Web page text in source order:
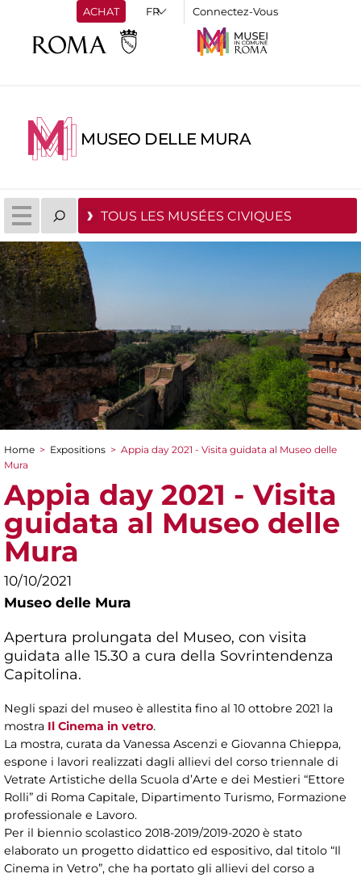
ACHAT Connectez-Vous
MUSEO DELLE MURA
TOUS LES MUSÉES CIVIQUES
You are here
Home > Expositions > Appia day 2021 - Visita guidata al Museo delle
Mura
Appia day 2021 - Visita
guidata al Museo delle
Mura
10/10/2021
Museo delle Mura
Apertura prolungata del Museo, con visita
guidata alle 15.30 a cura della Sovrintendenza
Capitolina.
Negli spazi del museo è allestita fino al 10 ottobre 2021 la
mostra Il Cinema in vetro.
La mostra, curata da Vanessa Ascenzi e Giovanna Chieppa,
espone i lavori realizzati dagli allievi del corso triennale di
Vetrate Artistiche della Scuola d’Arte e dei Mestieri “Ettore
Rolli” di Roma Capitale, Dipartimento Turismo, Formazione
professionale e Lavoro.
Per il biennio scolastico 2018-2019/2019-2020 è stato
elaborato un progetto didattico ed espositivo, dal titolo “Il
Cinema in Vetro”, che ha portato gli allievi del corso a